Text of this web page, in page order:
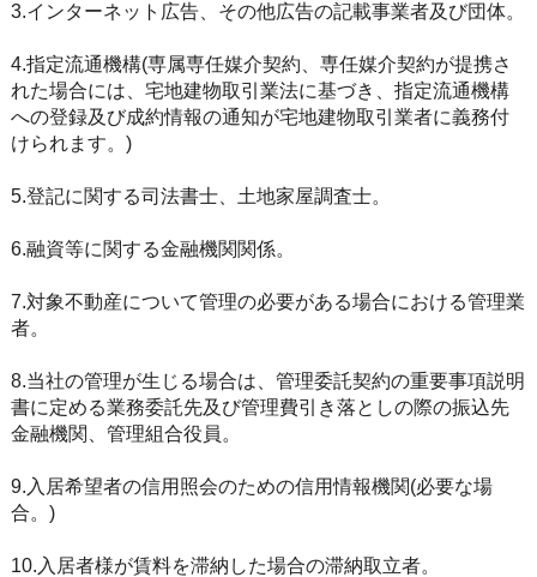
3.インターネット広告、その他広告の記載事業者及び団体。
4.指定流通機構(専属専任媒介契約、専任媒介契約が提携さ
れた場合には、宅地建物取引業法に基づき、指定流通機構
への登録及び成約情報の通知が宅地建物取引業者に義務付
けられます。)
5.登記に関する司法書士、土地家屋調査士。
6.融資等に関する金融機関関係。
7.対象不動産について管理の必要がある場合における管理業
者。
8.当社の管理が生じる場合は、管理委託契約の重要事項説明
書に定める業務委託先及び管理費引き落としの際の振込先
金融機関、管理組合役員。
9.入居希望者の信用照会のための信用情報機関(必要な場
合。)
10.入居者様が賃料を滞納した場合の滞納取立者。